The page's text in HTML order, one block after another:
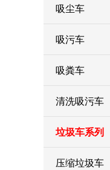
吸尘车
吸污车
吸粪车
清洗吸污车
垃圾车系列
压缩垃圾车